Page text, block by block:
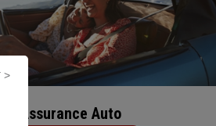
Assurance Auto